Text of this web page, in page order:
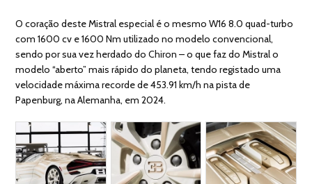
O coração deste Mistral especial é o mesmo W16 8.0 quad-turbo
com 1600 cv e 1600 Nm utilizado no modelo convencional,
sendo por sua vez herdado do Chiron – o que faz do Mistral o
modelo “aberto” mais rápido do planeta, tendo registado uma
velocidade máxima recorde de 453.91 km/h na pista de
Papenburg, na Alemanha, em 2024.